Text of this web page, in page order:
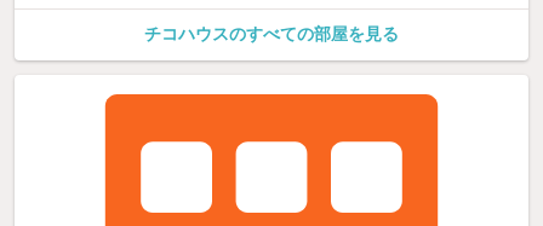
チコハウスのすべての部屋を見る